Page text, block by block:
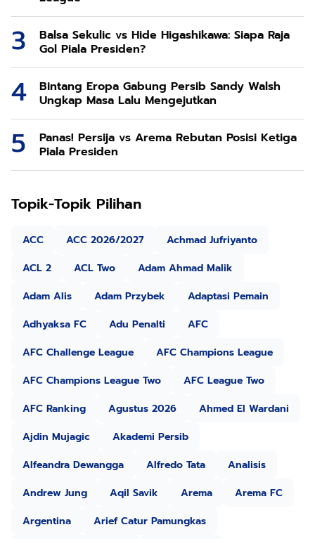
Balsa Sekulic vs Hide Higashikawa: Siapa Raja
Gol Piala Presiden?
Bintang Eropa Gabung Persib Sandy Walsh
Ungkap Masa Lalu Mengejutkan
Panas! Persija vs Arema Rebutan Posisi Ketiga
Piala Presiden
Topik-Topik Pilihan
ACC ACC 2026/2027
Achmad Jufriyanto
ACL 2
ACL Two
Adam Ahmad Malik
Adam Alis
Adam Przybek
Adaptasi Pemain
Adhyaksa FC
Adu Penalti
AFC
AFC Challenge League
AFC Champions League
AFC Champions League Two
AFC League Two
AFC Ranking
Agustus 2026
Ahmed El Wardani
Ajdin Mujagic
Akademi Persib
Alfeandra Dewangga
Alfredo Tata
Analisis
Andrew Jung
Aqil Savik Arema
Arema FC
Argentina
Arief Catur Pamungkas